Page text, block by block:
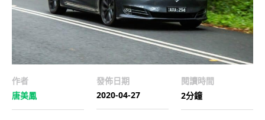
作者
唐美鳳
發佈日期
2020-04-27
閱讀時間
2分鐘